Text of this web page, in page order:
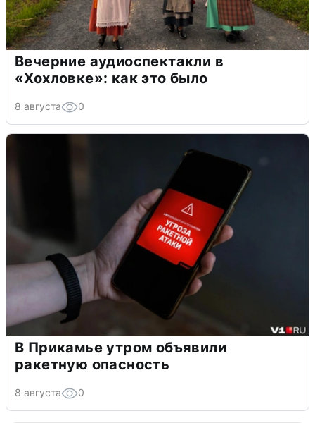
Вечерние аудиоспектакли в
«Хохловке»: как это было
8 августа 0
В Прикамье утром объявили
ракетную опасность
8 августа 0